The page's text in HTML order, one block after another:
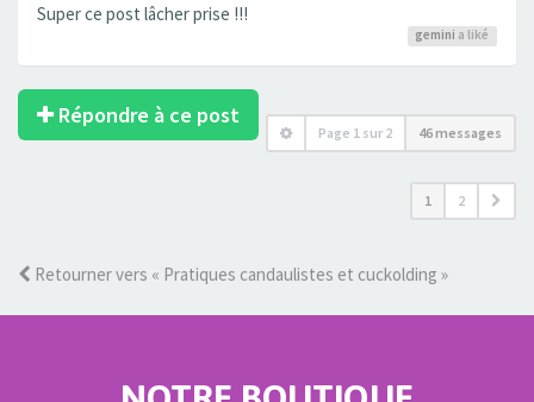
Super ce post lâcher prise !!!
gemini a liké
Répondre à ce post
Page 1 sur 2 46 messages
1 2
Retourner vers « Pratiques candaulistes et cuckolding »